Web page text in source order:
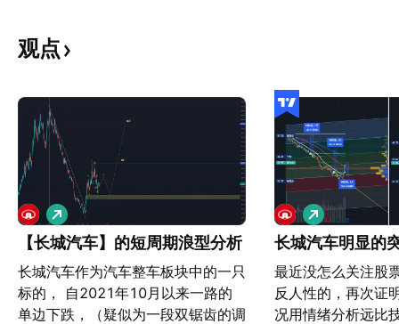
观点
【长城汽车】的短周期浪型分析
长城汽车作为汽车整车板块中的一只
标的， 自2021年10月以来一路的
单边下跌，（疑似为一段双锯齿的调
做
多
长城汽车明显的
最近没怎么关注股
反人性的，再次证
况用情绪分析远比
做
多